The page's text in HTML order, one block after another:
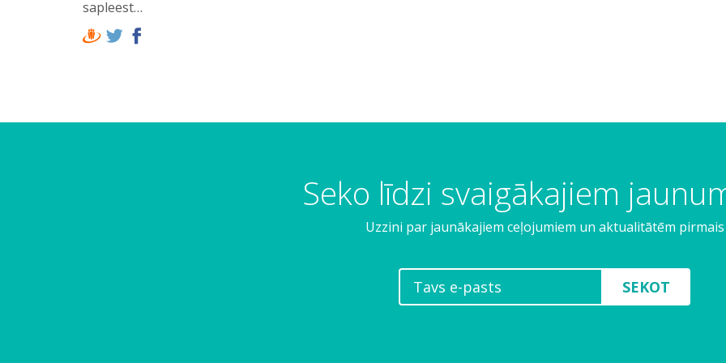
sapleest…
Seko līdzi svaigākajiem
Uzzini par jaunākajiem ceļojumiem un aktualitātēm pirmais
SEKOT